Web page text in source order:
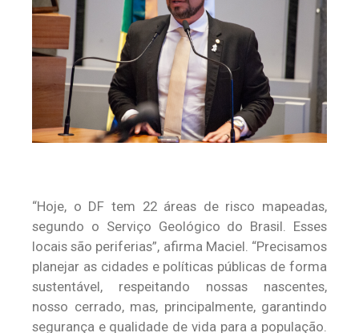
“Hoje, o DF tem 22 áreas de risco mapeadas,
segundo o Serviço Geológico do Brasil. Esses
locais são periferias”, afirma Maciel. “Precisamos
planejar as cidades e políticas públicas de forma
sustentável, respeitando nossas nascentes,
nosso cerrado, mas, principalmente, garantindo
segurança e qualidade de vida para a população.